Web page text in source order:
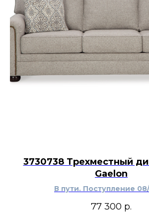
3730738 Трехместный
Gaelon
В пути. Поступление
77 300 р.